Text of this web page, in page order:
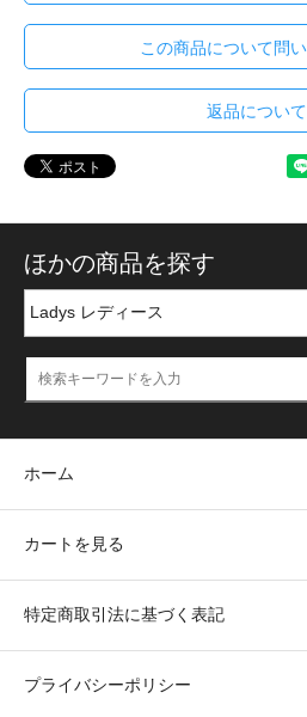
この商品について問
返品について
ほかの商品を探す
ホーム
カートを見る
特定商取引法に基づく表記
プライバシーポリシー